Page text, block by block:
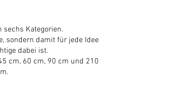
sechs Kategorien.
sondern damit für jede Idee
dabei ist.
cm, 60 cm, 90 cm und 210